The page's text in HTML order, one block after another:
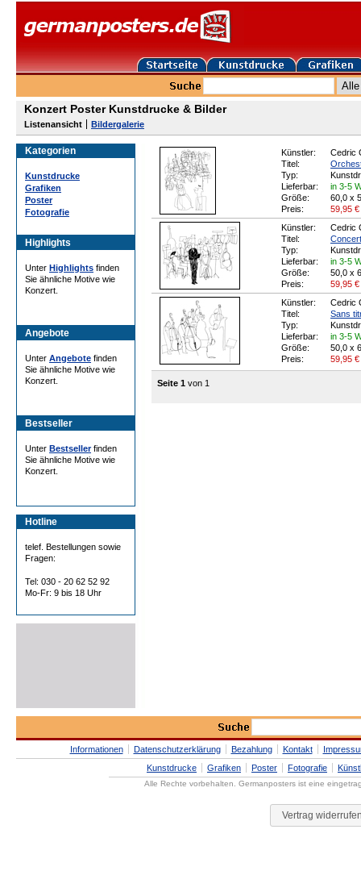
Konzert Poster Kunstdrucke & Bilder
Listenansicht Bildergalerie
Kategorien
Kunstdrucke
Grafiken
Poster
Fotografie
Highlights
Unter Highlights finden
Sie ähnliche Motive wie
Konzert.
Angebote
Unter Angebote finden
Sie ähnliche Motive wie
Konzert.
Bestseller
Unter Bestsellerfinden
Sie ähnliche Motive wie
Konzert.
Hotline
telef. Bestellungen sowie
Fragen:
Tel: 030 - 20 62 52 92
Mo-Fr: 9 bis 18 Uhr
Künstler:
Cedric
Titel:
Typ:
Lieferbar:
in 3-5
Größe:
60,0 x
Preis:
59,95 €
Künstler:
Cedric
Titel:
Typ:
Lieferbar:
in 3-5
Größe:
50,0 x
Preis:
59,95 €
Künstler:
Cedric
Titel:
Sans
Typ:
Lieferbar:
in 3-5
Größe:
50,0 x
Preis:
59,95 €
Seite 1 von 1
Informationen Datenschutzerklärung Bezahlung Kontakt
Kunstdrucke
Grafiken Poster Fotografie
Alle Rechte vorbehalten. Germanposters ist eine
Vertrag